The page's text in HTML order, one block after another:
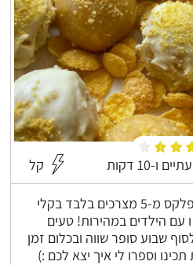
ו-10 דקות קל
כדורי שוקולד קראנץ' קורנפלקס מ-5 מצרכים בלבד בקלי
עם הילדים במהירות! טעים
שבוע סופר שווה ובכלום זמן
וספרו לי איך יצא לכם :)